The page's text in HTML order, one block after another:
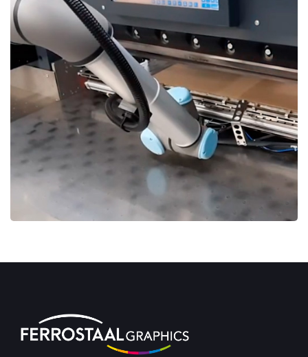
Baumannperfecta BASS
Robotics
VIDEOS